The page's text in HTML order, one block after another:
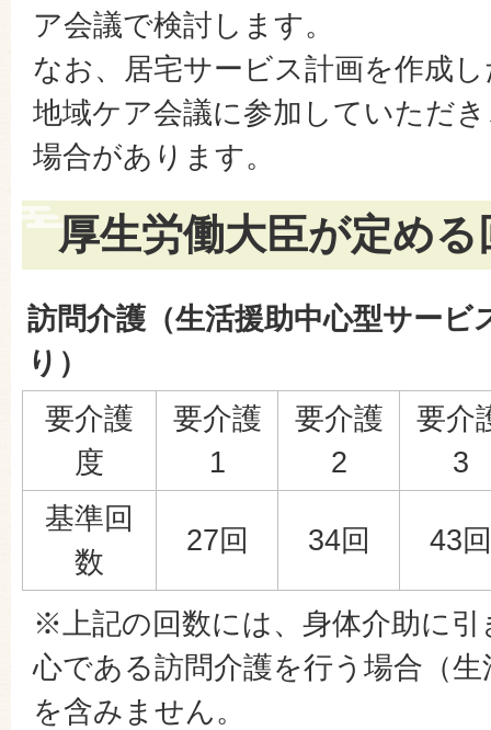
ア会議で検討します。
なお、居宅サービス計画を作成
地域ケア会議に参加していただ
場合があります。
厚生労働大臣が定める
訪問介護（生活援助中心型サービ
り）
要介護
度
要介護
1
要介護
2
要介
3
基準回
数
27回 34回 43回
※上記の回数には、身体介助に引
心である訪問介護を行う場合（
を含みません。